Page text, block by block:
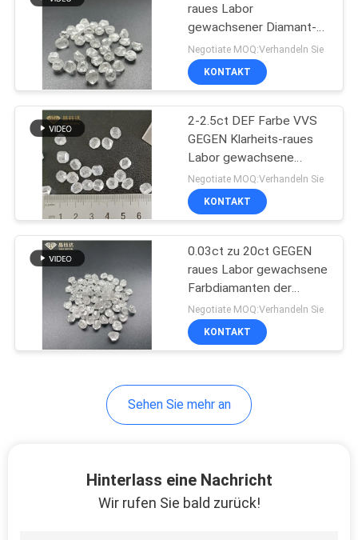
Fantastische
geschnittene
Labordiamanten
21
CVD einzelner
Crystal Diamonds
Monokristalline
raues Labor
gewachsener Diamant-
Gem Quality For Hearts
Arrows-Diamant
Negotiate MOQ:Verhandeln Sie
KONTAKT
2-2.5ct DEF Farbe VVS
GEGEN Klarheits-raues
Labor gewachsene
Diamanten für Schmuck
Negotiate MOQ:Verhandeln Sie
KONTAKT
0.03ct zu 20ct GEGEN
raues Labor gewachsene
Farbdiamanten der
Diamant-HPHT D E für
Anhänger
Negotiate MOQ:Verhandeln Sie
KONTAKT
Sehen Sie mehr an
Hinterlass eine Nachricht
Wir rufen Sie bald zurück!